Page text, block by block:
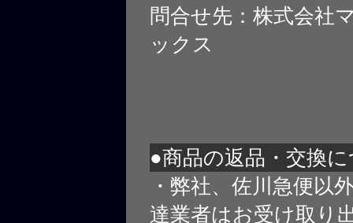
問合せ先：株式会社
ックス
●商品の返品・交換
・弊社、佐川急便以
達業者はお受け取り